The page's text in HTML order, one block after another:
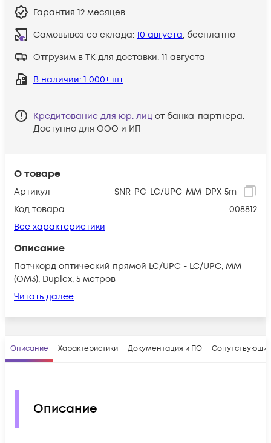
О товаре
Артикул
SNR-PC-LC/UPC-MM-DPX-5m
Код товара
008812
Все характеристики
Описание
Патчкорд оптический прямой LC/UPC - LC/UPC, МM
(OM3), Duplex, 5 метров
Читать далее
Гарантия 12 месяцев
Самовывоз со склада: 10 августа, бесплатно
Отгрузим в ТК для доставки: 11 августа
В наличии: 1 000+ шт
Кредитование для юр. лиц от банка-партнёра.
Доступно для ООО и ИП
Описание Характеристики Документация и ПО
Описание